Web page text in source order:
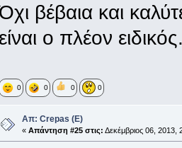
βέβαια και
είναι ο πλέον
0 0 0 0
Απ: Crepas (E)
« Απάντηση #25 στις: Δεκέμβριος 06, 2013,